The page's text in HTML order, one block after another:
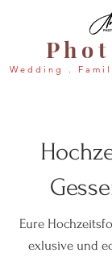
P h o
W e d d i n g . F a m i l
Eure
exlusive und